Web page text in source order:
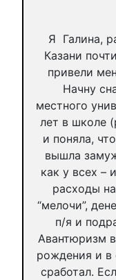
Я Галина,
Казани
привели
Начну
местного
лет в школе
и поняла,
вышла
как у всех –
расходы
“мелочи”,
п/я и
Авантюризм
рождения и в
сработал.